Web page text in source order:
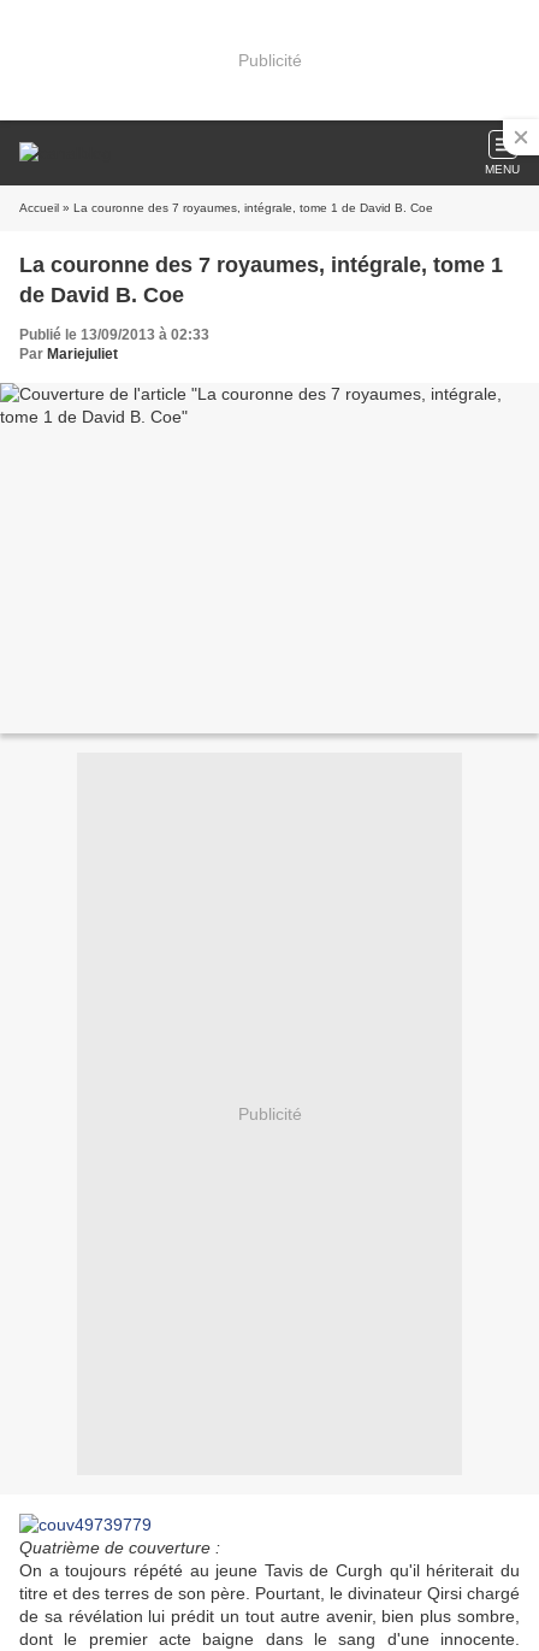
Publicité
MENU
Accueil » La couronne des 7 royaumes, intégrale, tome 1 de David B. Coe
La couronne des 7 royaumes, intégrale, tome 1
de David B. Coe
Publié le 13/09/2013 à 02:33
Par Mariejuliet
Publicité
Quatrième de couverture :
On a toujours répété au jeune Tavis de Curgh qu'il hériterait du
titre et des terres de son père. Pourtant, le divinateur Qirsi chargé
de sa révélation lui prédit un tout autre avenir, bien plus sombre,
dont le premier acte baigne dans le sang d'une innocente.